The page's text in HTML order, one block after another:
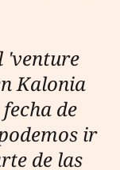
'venture
Kalonia
de
ir
de las